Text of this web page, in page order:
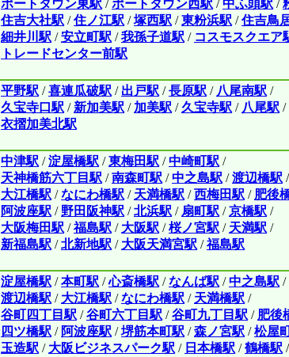
ポートタウン東駅 /ポートタウン西駅 /中ふ頭駅 /
住吉大社駅 /住ノ江駅 /塚西駅 /東粉浜駅 /住吉鳥
細井川駅 /安立町駅 /我孫子道駅 / コスモスクエア
トレードセンター前駅
平野駅 /喜連瓜破駅 / 出戸駅 /長原駅 / 八尾南駅 /
久宝寺口駅 / 新加美駅 / 加美駅 /久宝寺駅 / 八尾駅 /
衣摺加美北駅
中津駅 /淀屋橋駅 /東梅田駅 /中崎町駅 /
天神橋筋六丁目駅 /南森町駅 /中之島駅 /渡辺橋駅 /
大江橋駅 /なにわ橋駅 / 天満橋駅 /西梅田駅 / 肥後
阿波座駅 / 野田阪神駅 /北浜駅 / 扇町駅 /京橋駅 /
大阪梅田駅 /福島駅 / 大阪駅 /桜ノ宮駅 / 天満駅 /
新福島駅 /北新地駅 / 大阪天満宮駅 /福島駅
淀屋橋駅 /本町駅 /心斎橋駅 /なんば駅 /中之島駅 /
渡辺橋駅 / 大江橋駅 /なにわ橋駅 / 天満橋駅 /
谷町四丁目駅 /谷町六丁目駅 /谷町九丁目駅 / 肥後
四ツ橋駅 / 阿波座駅 /堺筋本町駅 /森ノ宮駅 /松屋
玉造駅 / 大阪ビジネスパーク駅 / 日本橋駅 /鶴橋駅 /